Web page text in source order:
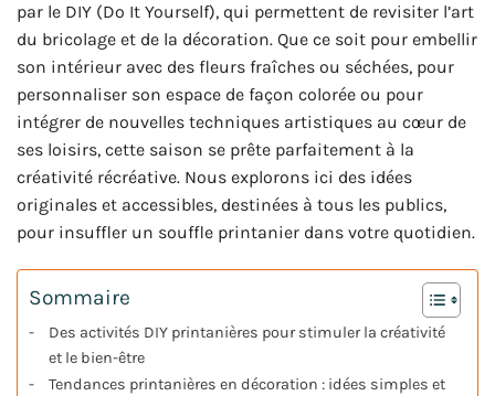
par le DIY (Do It Yourself), qui permettent de revisiter l’art
du bricolage et de la décoration. Que ce soit pour embellir
son intérieur avec des fleurs fraîches ou séchées, pour
personnaliser son espace de façon colorée ou pour
intégrer de nouvelles techniques artistiques au cœur de
ses loisirs, cette saison se prête parfaitement à la
créativité récréative. Nous explorons ici des idées
originales et accessibles, destinées à tous les publics,
pour insuffler un souffle printanier dans votre quotidien.
Sommaire
Des activités DIY printanières pour stimuler la créativité
et le bien-être
Tendances printanières en décoration : idées simples et